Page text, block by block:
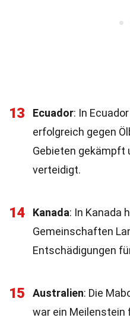
13 Ecuador: In
erfolgreich gegen
Gebieten gekämpft
verteidigt.
14 Kanada: In Kanada
Gemeinschaften
Entschädigungen
15 Australien: Die
war ein Meilenstein